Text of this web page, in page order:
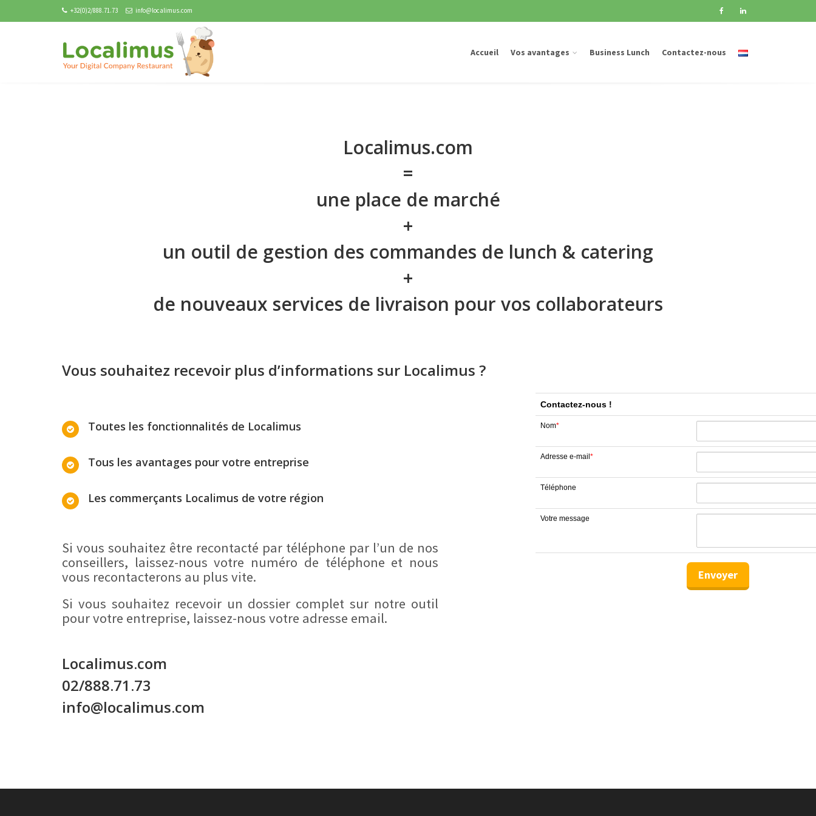
+32(0)2/888.71.73 info@localimus.com
Accueil Vos avantages Business Lunch Contactez-nous
Localimus.com
=
une place de marché
+
un outil de gestion des commandes de lunch & catering
+
de nouveaux services de livraison pour vos collaborateurs
Vous souhaitez recevoir plus d’informations sur Localimus ?
Toutes les fonctionnalités de Localimus
Tous les avantages pour votre entreprise
Les commerçants Localimus de votre région
Si vous souhaitez être recontacté par téléphone par l’un de nos
conseillers, laissez-nous votre numéro de téléphone et nous
vous recontacterons au plus vite.
Si vous souhaitez recevoir un dossier complet sur notre outil
pour votre entreprise, laissez-nous votre adresse email.
Localimus.com
02/888.71.73
info@localimus.com
Contactez-nous !
Nom*
Adresse e-mail *
Téléphone
Votre message